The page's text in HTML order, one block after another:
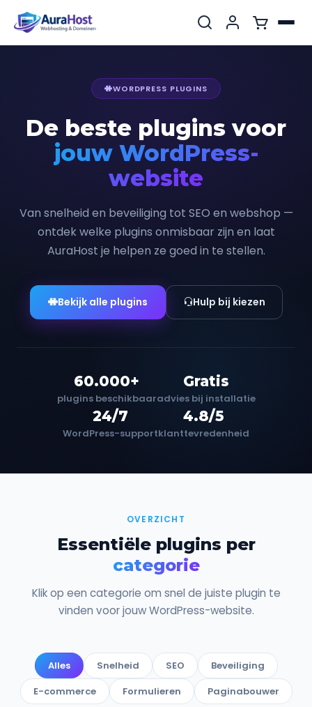
WORDPRESS PLUGINS
De beste plugins voor
jouw WordPress-
website
Van snelheid en beveiliging tot SEO en webshop —
ontdek welke plugins onmisbaar zijn en laat
AuraHost je helpen ze goed in te stellen.
Bekijk alle plugins Hulp bij kiezen
60.000+
plugins beschikbaar
Gratis
advies bij installatie
24/7
WordPress-support
4.8/5
klanttevredenheid
OVERZICHT
Essentiële plugins per
categorie
Klik op een categorie om snel de juiste plugin te
vinden voor jouw WordPress-website.
Alles Snelheid SEO
Beveiliging
E-commerce
Formulieren Paginabouwer